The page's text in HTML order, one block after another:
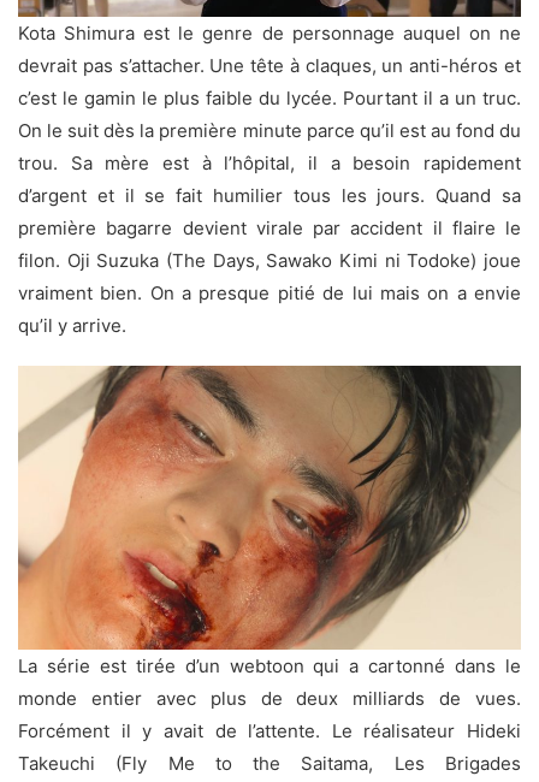
Kota Shimura est le genre de personnage auquel on ne
devrait pas s’attacher. Une tête à claques, un anti-héros et
c’est le gamin le plus faible du lycée. Pourtant il a un truc.
On le suit dès la première minute parce qu’il est au fond du
trou. Sa mère est à l’hôpital, il a besoin rapidement
d’argent et il se fait humilier tous les jours. Quand sa
première bagarre devient virale par accident il flaire le
filon. Oji Suzuka (The Days, Sawako Kimi ni Todoke) joue
vraiment bien. On a presque pitié de lui mais on a envie
qu’il y arrive.
La série est tirée d’un webtoon qui a cartonné dans le
monde entier avec plus de deux milliards de vues.
Forcément il y avait de l’attente. Le réalisateur Hideki
Takeuchi (Fly Me to the Saitama, Les Brigades